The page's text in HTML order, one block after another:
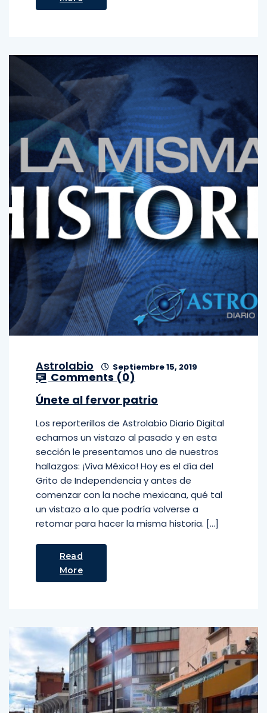
Astrolabio Septiembre 15, 2019
Comments (0)
Únete al fervor patrio
Los reporterillos de Astrolabio Diario Digital
echamos un vistazo al pasado y en esta
sección le presentamos uno de nuestros
hallazgos: ¡Viva México! Hoy es el día del
Grito de Independencia y antes de
comenzar con la noche mexicana, qué tal
un vistazo a lo que podría volverse a
retomar para hacer la misma historia. […]
Read
More